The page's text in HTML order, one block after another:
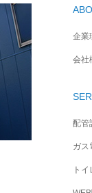
企業
会社
配管
ガス
ト